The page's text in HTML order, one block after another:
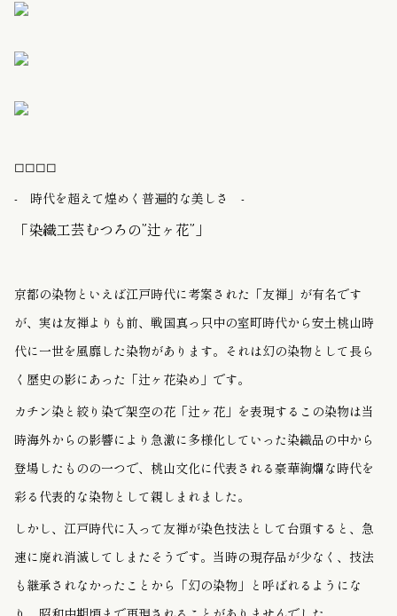
◻︎◻︎◻︎◻︎
- 時代を超えて煌めく普遍的な美しさ -
「染織工芸むつろの”辻ヶ花”」
京都の染物といえば江戸時代に考案された「友禅」が有名です
が、実は友禅よりも前、戦国真っ只中の室町時代から安土桃山時
代に一世を風靡した染物があります。それは幻の染物として長ら
く歴史の影にあった「辻ヶ花染め」です。
カチン染と絞り染で架空の花「辻ヶ花」を表現するこの染物は当
時海外からの影響により急激に多様化していった染織品の中から
登場したものの一つで、桃山文化に代表される豪華絢爛な時代を
彩る代表的な染物として親しまれました。
しかし、江戸時代に入って友禅が染色技法として台頭すると、急
速に廃れ消滅してしまたそうです。当時の現存品が少なく、技法
も継承されなかったことから「幻の染物」と呼ばれるようにな